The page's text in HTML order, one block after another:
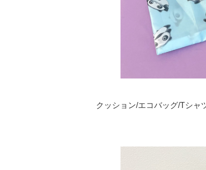
クッション/エコバッグ/Tシャ